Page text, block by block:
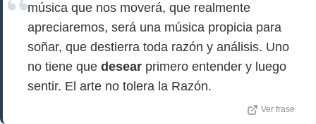
música que nos moverá, que realmente
apreciaremos, será una música propicia para
soñar, que destierra toda razón y análisis. Uno
no tiene que desear primero entender y luego
sentir. El arte no tolera la Razón.
Ver frase